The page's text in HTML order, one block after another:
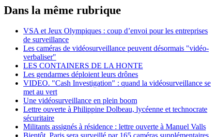
Dans la même rubrique
VSA et Jeux Olympiques : coup d’envoi pour les entreprises
de surveillance
Les caméras de vidéosurveillance peuvent désormais "vidéo-
verbaliser"
LES CONTAINERS DE LA HONTE
Les gendarmes déploient leurs drônes
VIDEO. "Cash Investigation" : quand la vidéosurveillance se
met au vert
Une vidéosurveillance en plein boom
Lettre ouverte à Philippine Dolbeau, lycéenne et technocrate
sécuritaire
Militants assignés à résidence : lettre ouverte à Manuel Valls
Bientôt, Paris sera surveillé par 165 caméras supplémentaires